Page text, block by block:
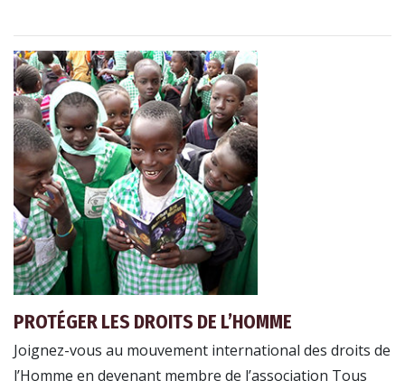
PROTÉGER LES DROITS DE L’HOMME
Joignez-vous au mouvement international des droits de
l’Homme en devenant membre de l’association Tous